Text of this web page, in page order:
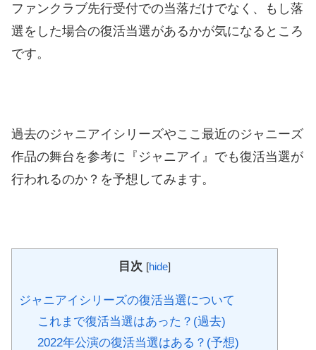
ファンクラブ先行受付での当落だけでなく、もし落
選をした場合の復活当選があるかが気になるところ
です。
過去のジャニアイシリーズやここ最近のジャニーズ
作品の舞台を参考に『ジャニアイ』でも復活当選が
行われるのか？を予想してみます。
目次 [hide]
ジャニアイシリーズの復活当選について
これまで復活当選はあった？(過去)
2022年公演の復活当選はある？(予想)